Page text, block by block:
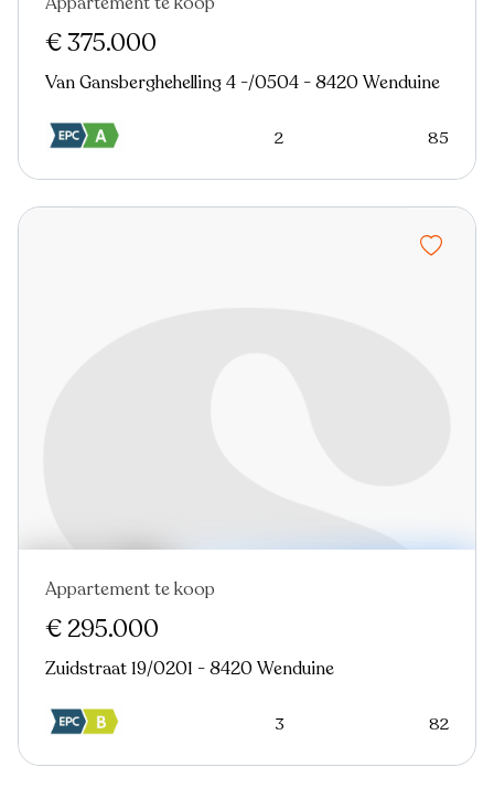
Nieuw
€ 375.000
Van Gansberghehelling 4 -/0504 - 8420 Wenduine
2 85
Nieuw
Appartement te koop
€ 295.000
Zuidstraat 19/0201 - 8420 Wenduine
3 82